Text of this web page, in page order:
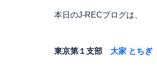
本日のJ-RECブログは、
東京第１支部 大家 とちぎ